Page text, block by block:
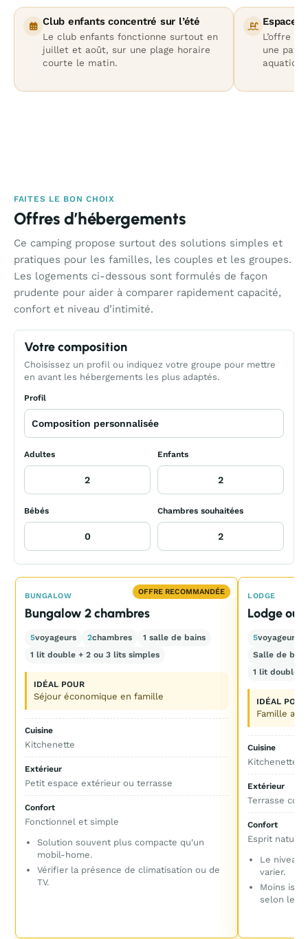
Club enfants concentré sur l’été
Le club enfants fonctionne surtout en
juillet et août, sur une plage horaire
courte le matin.
Espace
L’offre
une
FAITES LE BON CHOIX
Offres d’hébergements
Ce camping propose surtout des solutions simples et
pratiques pour les familles, les couples et les groupes.
Les logements ci-dessous sont formulés de façon
prudente pour aider à comparer rapidement capacité,
confort et niveau d’intimité.
Votre composition
Choisissez un profil ou indiquez votre groupe pour mettre
en avant les hébergements les plus adaptés.
Profil
Adultes Enfants
Bébés Chambres souhaitées
OFFRE RECOMMANDÉE
BUNGALOW
Bungalow 2 chambres
5voyageurs 2chambres
1 salle de bains
1 lit double + 2 ou 3 lits simples
IDÉAL POUR
Séjour économique en famille
Cuisine
Kitchenette
Extérieur
Petit espace extérieur ou terrasse
Confort
Fonctionnel et simple
Solution souvent plus compacte qu'un
mobil-home.
Vérifier la présence de climatisation ou de
TV.
LODGE
Lodge ou
5voyageurs
Salle de
1 lit double
IDÉAL POUR
Famille
Cuisine
Kitchenette
Extérieur
Terrasse
Confort
Esprit nature
Le niveau
varier.
Moins
selon le